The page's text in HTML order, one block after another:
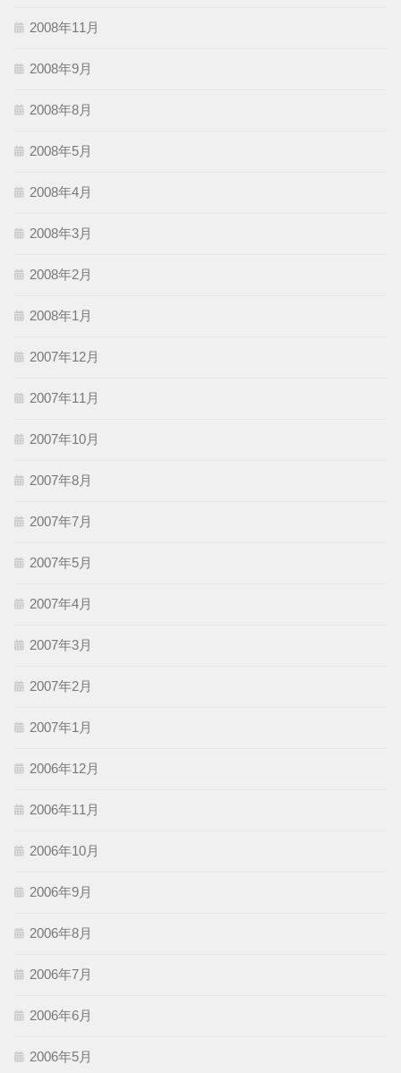
2008年11月
2008年9月
2008年8月
2008年5月
2008年4月
2008年3月
2008年2月
2008年1月
2007年12月
2007年11月
2007年10月
2007年8月
2007年7月
2007年5月
2007年4月
2007年3月
2007年2月
2007年1月
2006年12月
2006年11月
2006年10月
2006年9月
2006年8月
2006年7月
2006年6月
2006年5月